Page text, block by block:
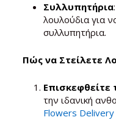
Συλλυπητήρια
λουλούδια για
συλλυπητήρια.
Πώς να Στείλετε
Επισκεφθείτε
την ιδανική
Flowers